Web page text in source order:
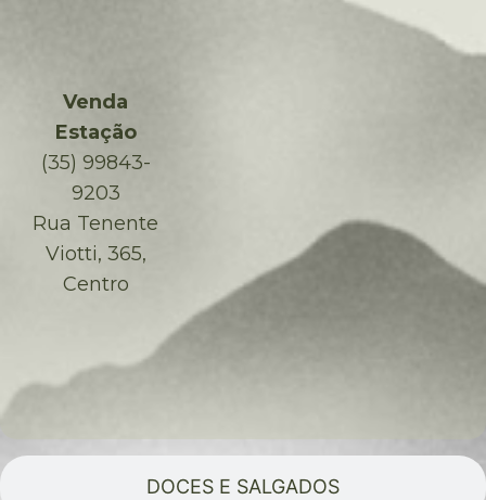
DOCES E SALGADOS
Venda
Estação
(35) 99843-
9203
Rua Tenente
Viotti, 365,
Centro